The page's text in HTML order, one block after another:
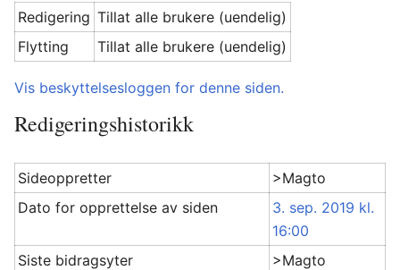
Redigering Tillat alle brukere (uendelig)
Flytting
Tillat alle brukere (uendelig)
Vis beskyttelsesloggen for denne siden.
Redigeringshistorikk
Sideoppretter
>Magto
Dato for opprettelse av siden
3. sep. 2019 kl.
16:00
Siste bidragsyter
>Magto